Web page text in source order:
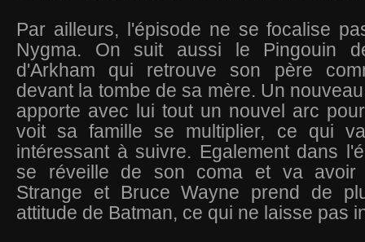
Par ailleurs, l'épisode ne se focalise
Nygma. On suit aussi le Pingouin
d'Arkham qui retrouve son père
devant la tombe de sa mère. Un
apporte avec lui tout un nouvel arc
voit sa famille se multiplier, ce qui
intéressant à suivre. Egalement dans
se réveille de son coma et va avoir
Strange et Bruce Wayne prend de
attitude de Batman, ce qui ne laisse pas